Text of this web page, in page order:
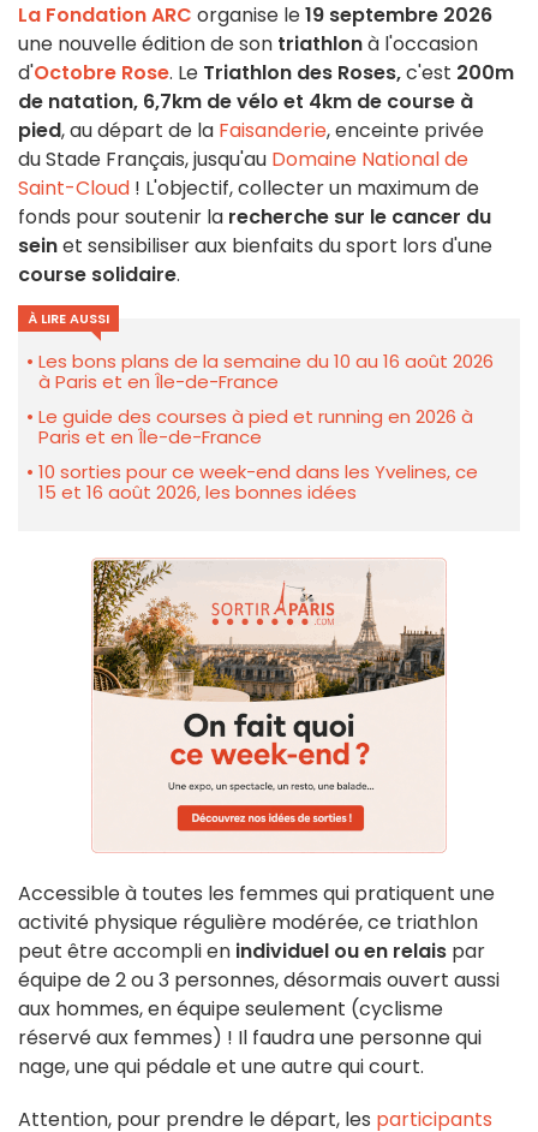
La Fondation ARC organise le19 septembre 2026
une nouvelle édition de son triathlonà l'occasion
d'Octobre Rose. Le Triathlon des Roses,c'est 200m
de natation, 6,7km de vélo et 4km de course à
pied, au départ de la Faisanderie, enceinte privée
du Stade Français, jusqu'au Domaine National de
Saint-Cloud ! L'objectif, collecter un maximum de
fonds pour soutenir la recherche sur le cancer du
seinet sensibiliser aux bienfaits du sport lors d'une
course solidaire.
À LIRE AUSSI
Les bons plans de la semaine du 10 au 16 août 2026
à Paris et en Île-de-France
Le guide des courses à pied et running en 2026 à
Paris et en Île-de-France
10 sorties pour ce week-end dans les Yvelines, ce
15 et 16 août 2026, les bonnes idées
Accessible à toutes les femmes qui pratiquent une
activité physique régulière modérée, ce triathlon
peut être accompli en individuel ou en relais par
équipe de 2 ou 3 personnes, désormais ouvert aussi
aux hommes, en équipe seulement (cyclisme
réservé aux femmes) ! Il faudra une personne qui
nage, une qui pédale et une autre qui court.
Attention, pour prendre le départ, les participants